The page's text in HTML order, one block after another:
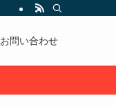
お問い合わせ